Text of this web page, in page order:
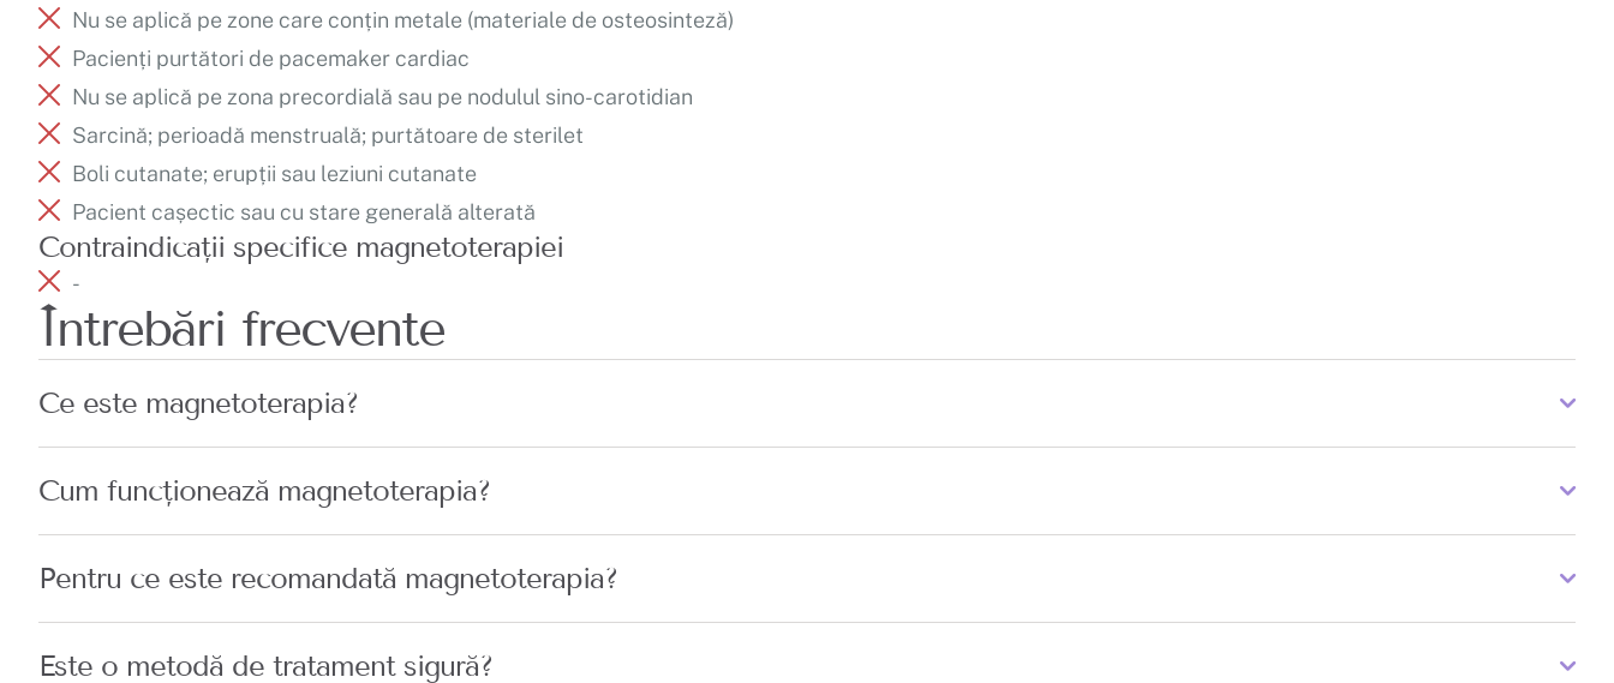
Nu se aplică pe zone care conțin metale (materiale de osteosinteză)
Pacienți purtători de pacemaker cardiac
Nu se aplică pe zona precordială sau pe nodulul sino-carotidian
Sarcină; perioadă menstruală; purtătoare de sterilet
Boli cutanate; erupții sau leziuni cutanate
Pacient cașectic sau cu stare generală alterată
Contraindicații specifice magnetoterapiei
-
Întrebări frecvente
Ce este magnetoterapia?
Cum funcționează magnetoterapia?
Pentru ce este recomandată magnetoterapia?
Este o metodă de tratament sigură?